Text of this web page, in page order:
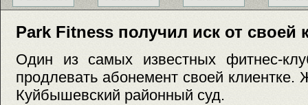
Park Fitness получил иск от своей
Один из самых известных фитнес-
продлевать абонемент своей
Куйбышевский районный суд.